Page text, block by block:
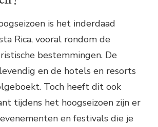
is het inderdaad
Rica, vooral rondom de
bestemmingen. De
en de hotels en resorts
Toch heeft dit ook
tijdens het hoogseizoen zijn er
en festivals die je